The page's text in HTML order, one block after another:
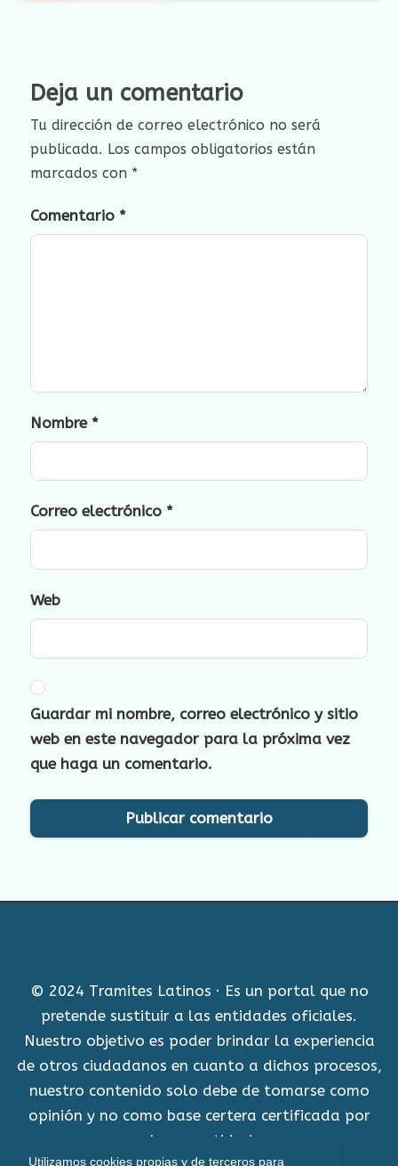
Deja un comentario
Tu dirección de correo electrónico no será
publicada. Los campos obligatorios están
marcados con *
Comentario *
Nombre *
Correo electrónico *
Web
Guardar mi nombre, correo electrónico y sitio
web en este navegador para la próxima vez
que haga un comentario.
© 2024 Tramites Latinos · Es un portal que no
pretende sustituir a las entidades oficiales.
Nuestro objetivo es poder brindar la experiencia
de otros ciudadanos en cuanto a dichos procesos,
nuestro contenido solo debe de tomarse como
opinión y no como base certera certificada por
alguna entidad.
Utilizamos cookies propias y de terceros para